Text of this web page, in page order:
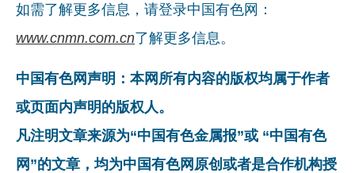
如需了解更多信息，请登录中国有色网：
www.cnmn.com.cn了解更多信息。
中国有色网声明：本网所有内容的版权均属于作者
或页面内声明的版权人。
凡注明文章来源为“中国有色金属报”或 “中国有色
网”的文章，均为中国有色网原创或者是合作机构授